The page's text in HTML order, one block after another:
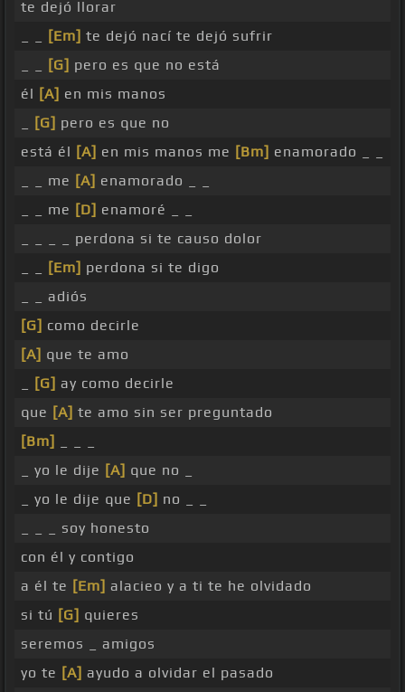
te dejó llorar
[Em] te dejó nací te dejó sufrir
[G] pero es que no está
él [A] en mis manos
[G] pero es que no
está él [A] en mis manos me [Bm] enamorado _ _
_ _ me [A] enamorado _ _
_ _ me [D] enamoré _ _
_ _ _ _ perdona si te causo dolor
[Em] perdona si te digo
_ _ adiós
[G] como decirle
[A] que te amo
[G] ay como decirle
que [A] te amo sin ser preguntado
[Bm]
_ yo le dije [A] que no _
_ yo le dije que [D] no _ _
_ _ _ soy honesto
con él y contigo
a él te [Em] alacieo y a ti te he olvidado
si tú [G] quieres
seremos _ amigos
yo te [A] ayudo a olvidar el pasado